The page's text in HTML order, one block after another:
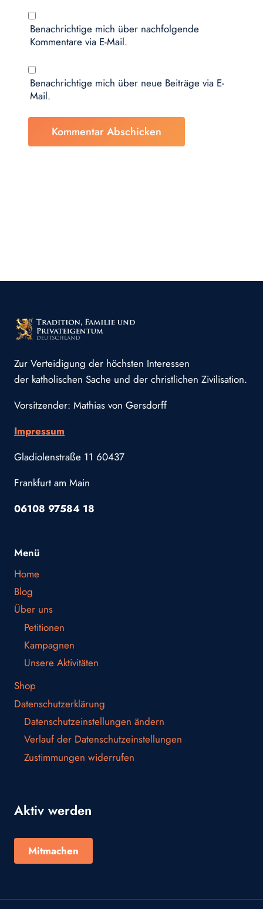
Benachrichtige mich über nachfolgende
Kommentare via E-Mail.
Benachrichtige mich über neue Beiträge via E-
Mail.
Zur Verteidigung der höchsten Interessen
der katholischen Sache und der christlichen Zivilisation.
Vorsitzender: Mathias von Gersdorff
Impressum
Gladiolenstraße 11 60437
Frankfurt am Main
06108 97584 18
Menü
Home
Blog
Über uns
Petitionen
Kampagnen
Unsere Aktivitäten
Shop
Datenschutzerklärung
Datenschutzeinstellungen ändern
Verlauf der Datenschutzeinstellungen
Zustimmungen widerrufen
Aktiv werden
Mitmachen